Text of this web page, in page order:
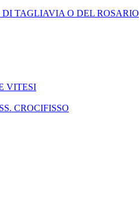
TAGLIAVIA O DEL ROSARIO
VITESI
CROCIFISSO